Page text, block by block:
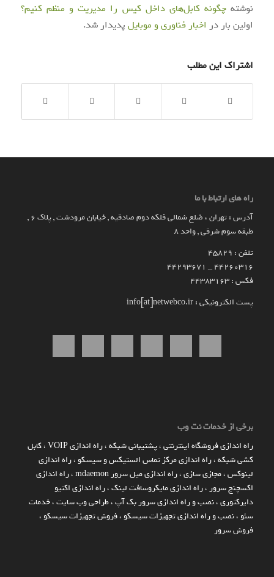
نوشته چگونه کابل‌های داخل کیس را مدیریت و منظم کنیم؟
اولین بار در اخبار فناوری و موبایلپدیدار شد.
اشتراک این مطلب
راه های ارتباط با ما
آدرس : تهران ، ضلع شمالی فلکه دوم صادقیه , خیابان مرودشت , پلاک ۶ ,
طبقه سوم شرقی , واحد ۸
تلفن : 45829
۴۴۲۶۰۳۱۶ _ 44293671
فکس : 44383163
پست الکترونیکی : info[at]netwebco.ir
برخی از خدمات نت وب
راه اندازي فروشگاه اينترنتي،پشتیبانی شبکه،راه اندازی VOIP ،کابل
کشی شبکه،راه اندازی مرکز تماس الستیکس و سیسکو ،راه اندازی
لینوکس،مجازی سازی،راه اندازی میل سرور mdaemon ،راه اندازی
اکسچنج سرور ،راه اندازی مایکروسافت لینک،راه اندازی اکتیو
دایرکتوری،نصب و راه اندازی سرور بک آپ،طراحی وب سایت،خدمات
سئو ،نصب و راه اندازی تجهیزات سیسکو ،فروش تجهیزات سیسکو ،
فروش سرور